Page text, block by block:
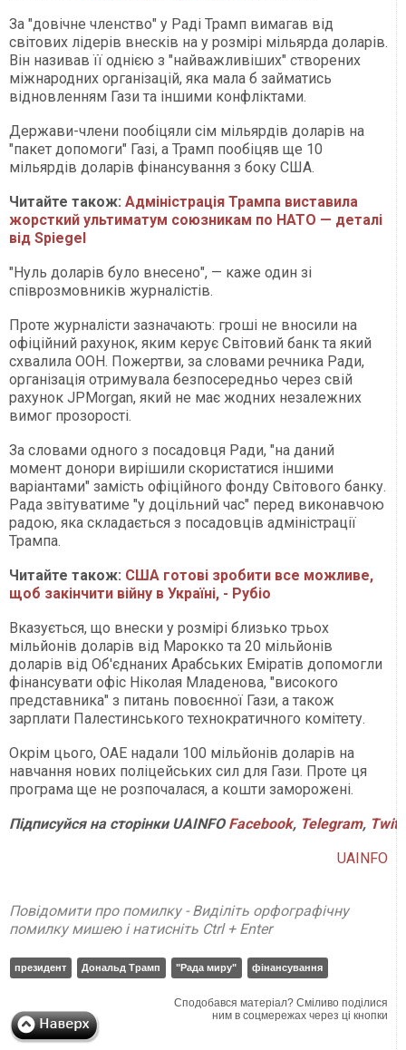
За "довічне членство" у Раді Трамп вимагав від
світових лідерів внесків на у розмірі мільярда доларів.
Він називав її однією з "найважливіших" створених
міжнародних організацій, яка мала б займатись
відновленням Гази та іншими конфліктами.
Держави-члени пообіцяли сім мільярдів доларів на
"пакет допомоги" Газі, а Трамп пообіцяв ще 10
мільярдів доларів фінансування з боку США.
Читайте також: Адміністрація Трампа виставила
жорсткий ультиматум союзникам по НАТО — деталі
від Spiegel
"Нуль доларів було внесено", — каже один зі
співрозмовників журналістів.
Проте журналісти зазначають: гроші не вносили на
офіційний рахунок, яким керує Світовий банк та який
схвалила ООН. Пожертви, за словами речника Ради,
організація отримувала безпосередньо через свій
рахунок JPMorgan, який не має жодних незалежних
вимог прозорості.
За словами одного з посадовця Ради, "на даний
момент донори вирішили скористатися іншими
варіантами" замість офіційного фонду Світового банку.
Рада звітуватиме "у доцільний час" перед виконавчою
радою, яка складається з посадовців адміністрації
Трампа.
Читайте також: США готові зробити все можливе,
щоб закінчити війну в Україні, - Рубіо
Вказується, що внески у розмірі близько трьох
мільйонів доларів від Марокко та 20 мільйонів
доларів від Об'єднаних Арабських Еміратів допомогли
фінансувати офіс Ніколая Младенова, "високого
представника" з питань повоєнної Гази, а також
зарплати Палестинського технократичного комітету.
Окрім цього, ОАЕ надали 100 мільйонів доларів на
навчання нових поліцейських сил для Гази. Проте ця
програма ще не розпочалася, а кошти заморожені.
ПідписуйсянасторінкиUAINFO Facebook, Telegram,
UAINFO
Повідомити про помилку - Виділіть орфографічну
помилку мишею і натисніть Ctrl + Enter
президент Дональд Трамп "Рада миру" фінансування
Сподобався матеріал? Сміливо поділися
ним в соцмережах через ці кнопки